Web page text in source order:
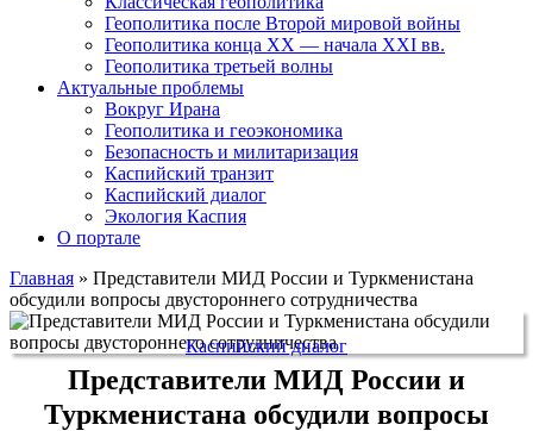
Геополитика после Второй мировой войны
Геополитика конца XX — начала XXI вв.
Геополитика третьей волны
Актуальные проблемы
Вокруг Ирана
Геополитика и геоэкономика
Безопасность и милитаризация
Каспийский транзит
Каспийский диалог
Экология Каспия
О портале
Главная » Представители МИД России и Туркменистана
обсудили вопросы двустороннего сотрудничества
Каспийский диалог
Представители МИД России и
Туркменистана обсудили вопросы